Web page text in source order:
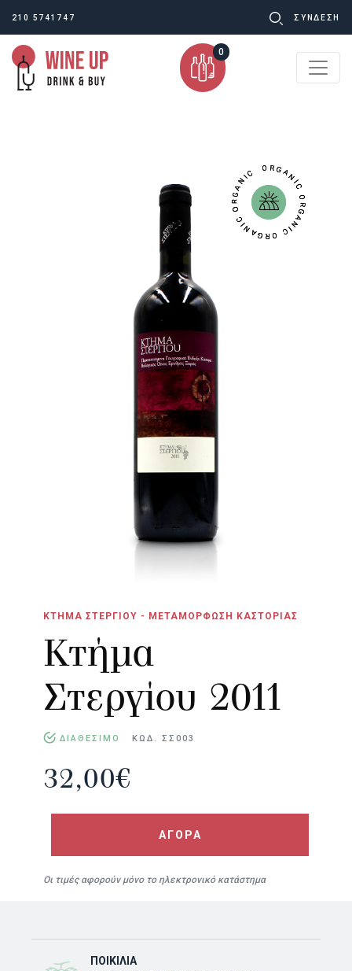
210 5741747 ΣΥΝΔΕΣΗ
0
ΚΤΗΜΑ ΣΤΕΡΓΙΟΥ - ΜΕΤΑΜΟΡΦΩΣΗ ΚΑΣΤΟΡΙΑΣ
Κτήμα
Στεργίου 2011
ΔΙΑΘΕΣΙΜΟ ΚΩΔ. ΣΣ003
32,00€
ΑΓΟΡΑ
Οι τιμές αφορούν μόνο το ηλεκτρονικό κατάστημα
ΠΟΙΚΙΛΊΑ